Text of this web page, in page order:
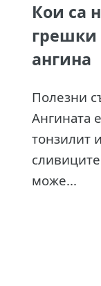
Кои са
грешки
ангина
Полезни
Ангината
тонзилит
може...